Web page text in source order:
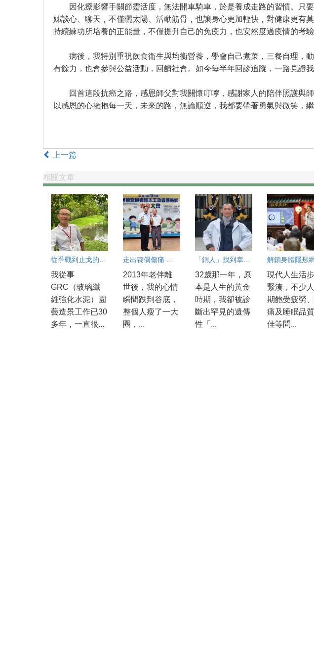
因化療影響手關節靈活度，無法開車騎車，於是養成走路的習慣。只
姊談心、聊天，不僅曬太陽、活動筋骨，也讓身心更加輕快，對健康更有
持續練功所培養的正能量，不僅提升自己的免疫力，也安然度過疫情的考驗
病後，我特別重視飲食衛生與均衡營養，學會自己煮菜，三餐自理，
有餘力，也會參與公益活動，回饋社會。如今每半年回診追蹤，一路見證
回首這段抗癌之路，感恩師父對我關懷叮嚀，感謝家人的陪伴照護與
以感恩的心擁抱每一天，未來的路，無論順逆，我都要帶著勇氣與微笑，
上一篇
相關文章
我從事
GRC（玻璃纖
維強化水泥）園
藝造景工作已30
多年，一直很...
2013年老伴離
世後，我的心情
瞬間跌到谷底，
整個人瘦了一大
圈，...
「銅人」找到幸福的光
32歲那一年，原
本是人生的黃金
時期，我卻被診
斷出罕見的遺傳
性「...
現代人生活
緊湊，不少
期飽受疲勞
痛及睡眠品
佳等問...